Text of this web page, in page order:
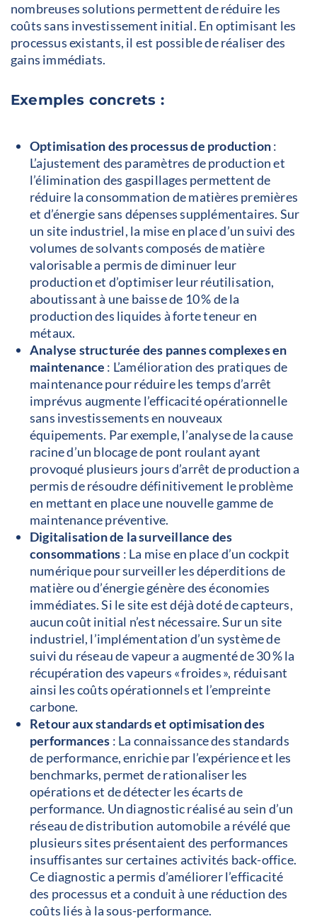
nombreuses solutions permettent de réduire les
coûts sans investissement initial. En optimisant les
processus existants, il est possible de réaliser des
gains immédiats.
Exemples concrets :
Optimisation des processus de production:
L’ajustement des paramètres de production et
l’élimination des gaspillages permettent de
réduire la consommation de matières premières
et d’énergie sans dépenses supplémentaires. Sur
un site industriel, la mise en place d’un suivi des
volumes de solvants composés de matière
valorisable a permis de diminuer leur
production et d’optimiser leur réutilisation,
aboutissant à une baisse de 10 % de la
production des liquides à forte teneur en
métaux.
Analyse structurée des pannes complexes en
maintenance : L’amélioration des pratiques de
maintenance pour réduire les temps d’arrêt
imprévus augmente l’efficacité opérationnelle
sans investissements en nouveaux
équipements. Par exemple, l’analyse de la cause
racine d’un blocage de pont roulant ayant
provoqué plusieurs jours d’arrêt de production a
permis de résoudre définitivement le problème
en mettant en place une nouvelle gamme de
maintenance préventive.
Digitalisation de la surveillance des
consommations : La mise en place d’un cockpit
numérique pour surveiller les déperditions de
matière ou d’énergie génère des économies
immédiates. Si le site est déjà doté de capteurs,
aucun coût initial n’est nécessaire. Sur un site
industriel, l’implémentation d’un système de
suivi du réseau de vapeur a augmenté de 30 % la
récupération des vapeurs « froides », réduisant
ainsi les coûts opérationnels et l’empreinte
carbone.
Retour aux standards et optimisation des
performances : La connaissance des standards
de performance, enrichie par l’expérience et les
benchmarks, permet de rationaliser les
opérations et de détecter les écarts de
performance. Un diagnostic réalisé au sein d’un
réseau de distribution automobile a révélé que
plusieurs sites présentaient des performances
insuffisantes sur certaines activités back-office.
Ce diagnostic a permis d’améliorer l’efficacité
des processus et a conduit à une réduction des
coûts liés à la sous-performance.